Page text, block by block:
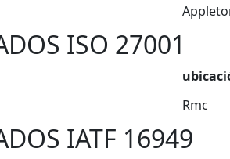
ISO 27001
Rmc
IATF 16949